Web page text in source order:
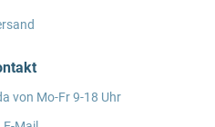
von Mo-Fr 9-18 Uhr